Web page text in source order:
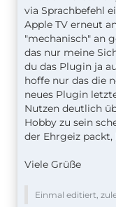
via Sprachbefehl
Apple TV erneut
"mechanisch" an
das nur meine
du das Plugin ja
hoffe nur das die
neues Plugin
Nutzen deutlich
Hobby zu sein
der Ehrgeiz
Viele Grüße
Einmal editiert,